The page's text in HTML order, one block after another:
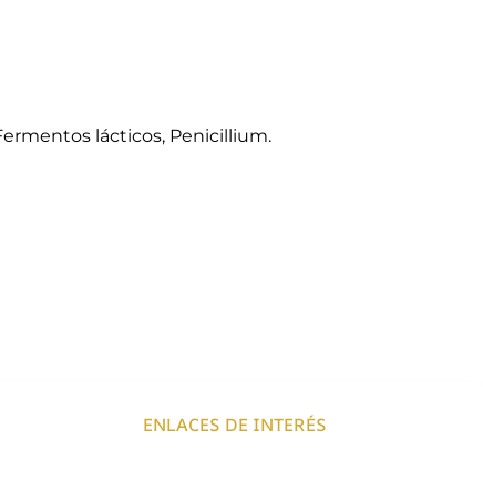
lácticos, Penicillium.
ENLACES DE INTERÉS